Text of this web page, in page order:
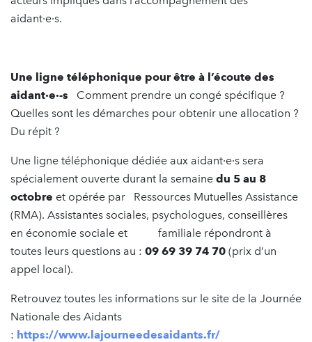
aidant·e·s.
Une ligne téléphonique pour être à l’écoute des
aidant·e·-s
Comment prendre un congé spécifique ?
Quelles sont les démarches pour obtenir une allocation ?
Du répit ?​
Une ligne téléphonique dédiée aux aidant·e·s​ sera
spécialement ouverte durant la semaine du 5 au 8
octobre et opérée par Ressources Mutuelles Assistance
(RMA)​. Assistantes sociales, psychologues, conseillères
en économie sociale et familiale répondront à
toutes leurs questions au : ​ 09 69 39 74 70 ​(prix d’un
appel local).
Retrouvez toutes les informations sur​ ​le site de la Journée
Nationale des Aidants
: https://www.lajourneedesaidants.fr/